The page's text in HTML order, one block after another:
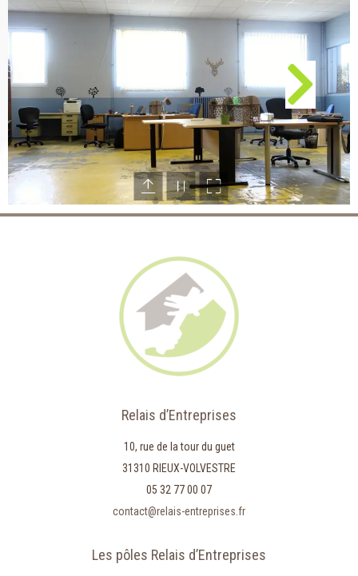
Relais d’Entreprises
10, rue de la tour du guet
31310 RIEUX-VOLVESTRE
05 32 77 00 07
contact@relais-entreprises.fr
Les pôles Relais d’Entreprises